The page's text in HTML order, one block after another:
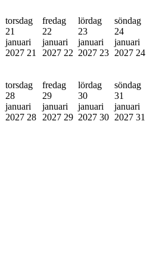
torsdag
21
januari
2027 21
fredag
22
januari
2027 22
lördag
23
januari
2027 23
söndag
24
januari
2027 24
torsdag
28
januari
2027 28
fredag
29
januari
2027 29
lördag
30
januari
2027 30
söndag
31
januari
2027 31